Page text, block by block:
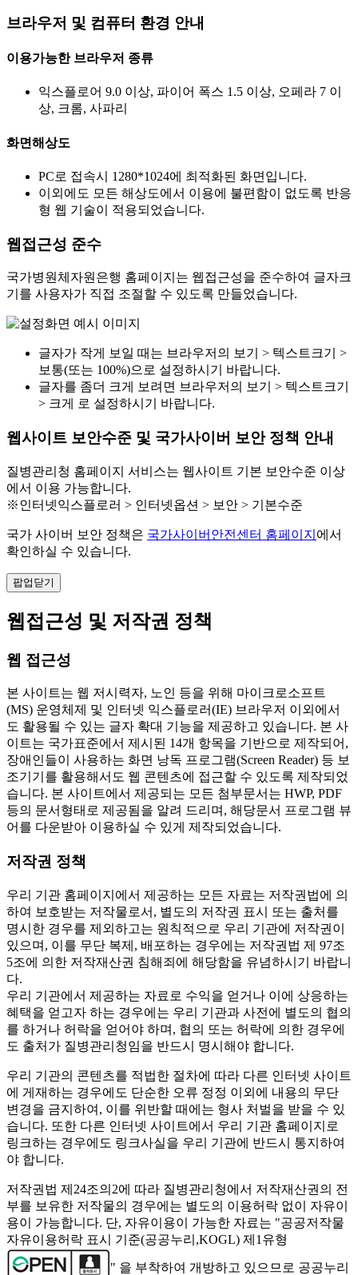
브라우저 및 컴퓨터 환경 안내
이용가능한 브라우저 종류
익스플로어 9.0 이상, 파이어 폭스 1.5 이상, 오페라 7 이
상, 크롬, 사파리
화면해상도
PC로 접속시 1280*1024에 최적화된 화면입니다.
이외에도 모든 해상도에서 이용에 불편함이 없도록 반응
형 웹 기술이 적용되었습니다.
웹접근성 준수
국가병원체자원은행 홈페이지는 웹접근성을 준수하여 글자크
기를 사용자가 직접 조절할 수 있도록 만들었습니다.
글자가 작게 보일 때는 브라우저의 보기 > 텍스트크기 >
보통(또는 100%)으로 설정하시기 바랍니다.
글자를 좀더 크게 보려면 브라우저의 보기 > 텍스트크기
> 크게 로 설정하시기 바랍니다.
웹사이트 보안수준 및 국가사이버 보안 정책 안내
질병관리청 홈페이지 서비스는 웹사이트 기본 보안수준 이상
에서 이용 가능합니다.
※인터넷익스플로러 > 인터넷옵션 > 보안 > 기본수준
국가 사이버 보안 정책은 국가사이버안전센터 홈페이지 에서
확인하실 수 있습니다.
팝업닫기
웹접근성 및 저작권 정책
웹 접근성
본 사이트는 웹 저시력자, 노인 등을 위해 마이크로소프트
(MS) 운영체제 및 인터넷 익스플로러(IE) 브라우저 이외에서
도 활용될 수 있는 글자 확대 기능을 제공하고 있습니다. 본 사
이트는 국가표준에서 제시된 14개 항목을 기반으로 제작되어,
장애인들이 사용하는 화면 낭독 프로그램(Screen Reader) 등 보
조기기를 활용해서도 웹 콘텐츠에 접근할 수 있도록 제작되었
습니다. 본 사이트에서 제공되는 모든 첨부문서는 HWP, PDF
등의 문서형태로 제공됨을 알려 드리며, 해당문서 프로그램 뷰
어를 다운받아 이용하실 수 있게 제작되었습니다.
저작권 정책
우리 기관 홈페이지에서 제공하는 모든 자료는 저작권법에 의
하여 보호받는 저작물로서, 별도의 저작권 표시 또는 출처를
명시한 경우를 제외하고는 원칙적으로 우리 기관에 저작권이
있으며, 이를 무단 복제, 배포하는 경우에는 저작권법 제 97조
5조에 의한 저작재산권 침해죄에 해당함을 유념하시기 바랍니
다.
우리 기관에서 제공하는 자료로 수익을 얻거나 이에 상응하는
혜택을 얻고자 하는 경우에는 우리 기관과 사전에 별도의 협의
를 하거나 허락을 얻어야 하며, 협의 또는 허락에 의한 경우에
도 출처가 질병관리청임을 반드시 명시해야 합니다.
우리 기관의 콘텐츠를 적법한 절차에 따라 다른 인터넷 사이트
에 게재하는 경우에도 단순한 오류 정정 이외에 내용의 무단
변경을 금지하여, 이를 위반할 때에는 형사 처벌을 받을 수 있
습니다. 또한 다른 인터넷 사이트에서 우리 기관 홈페이지로
링크하는 경우에도 링크사실을 우리 기관에 반드시 통지하여
야 합니다.
저작권법 제24조의2에 따라 질병관리청에서 저작재산권의 전
부를 보유한 저작물의 경우에는 별도의 이용허락 없이 자유이
용이 가능합니다. 단, 자유이용이 가능한 자료는 "공공저작물
자유이용허락 표시 기준(공공누리,KOGL) 제1유형
" 을 부착하여 개방하고 있으므로 공공누리